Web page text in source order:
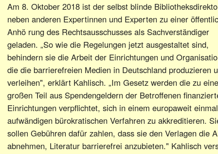
Am 8. Oktober 2018 ist der selbst blinde
neben anderen Expertinnen und Experten zu einer
Anhö rung des Rechtsausschusses als Sachverständiger
geladen. „So wie die Regelungen jetzt ausgestaltet sind,
behindern sie die Arbeit der Einrichtungen und
die die barrierefreien Medien in Deutschland produzieren
verleihen", erklärt Kahlisch. „Im Gesetz werden die zu
großen Teil aus Spendengeldern der Betroffenen
Einrichtungen verpflichtet, sich in einem europaweit
aufwändigen bürokratischen Verfahren zu akkreditieren.
sollen Gebühren dafür zahlen, dass sie den Verlagen die
abnehmen, Literatur barrierefrei anzubieten." Kahlisch